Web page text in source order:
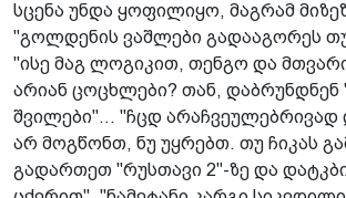
სცენა უნდა ყოფილიყო, მაგრამ
"გოლდენის ვაშლები გადააგორეს
"ისე მაგ ლოგიკით, თენგო და
არიან ცოცხლები? თან, დაბრუნდნენ
შვილები"... "ჩცდ არაჩვეულებრივად
არ მოგწონთ, ნუ უყრებთ. თუ ჩიკას
გადართეთ "რუსთავი 2"-ზე და